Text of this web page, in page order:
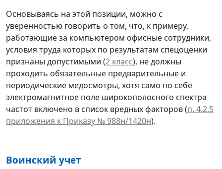
Основываясь на этой позиции, можно с
уверенностью говорить о том, что, к примеру,
работающие за компьютером офисные сотрудники,
условия труда которых по результатам спецоценки
признаны допустимыми (2 класс), не должны
проходить обязательные предварительные и
периодические медосмотры, хотя само по себе
электромагнитное поле широкополосного спектра
частот включено в список вредных факторов (п. 4.2.5
приложения к Приказу № 988н/1420н).
Воинский учет